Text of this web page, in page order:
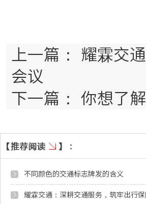
上一篇： 耀霖交
会议
下一篇： 你想了
不同颜色的交通标志牌发的含义
耀霖交通：深耕交通服务，筑牢出行